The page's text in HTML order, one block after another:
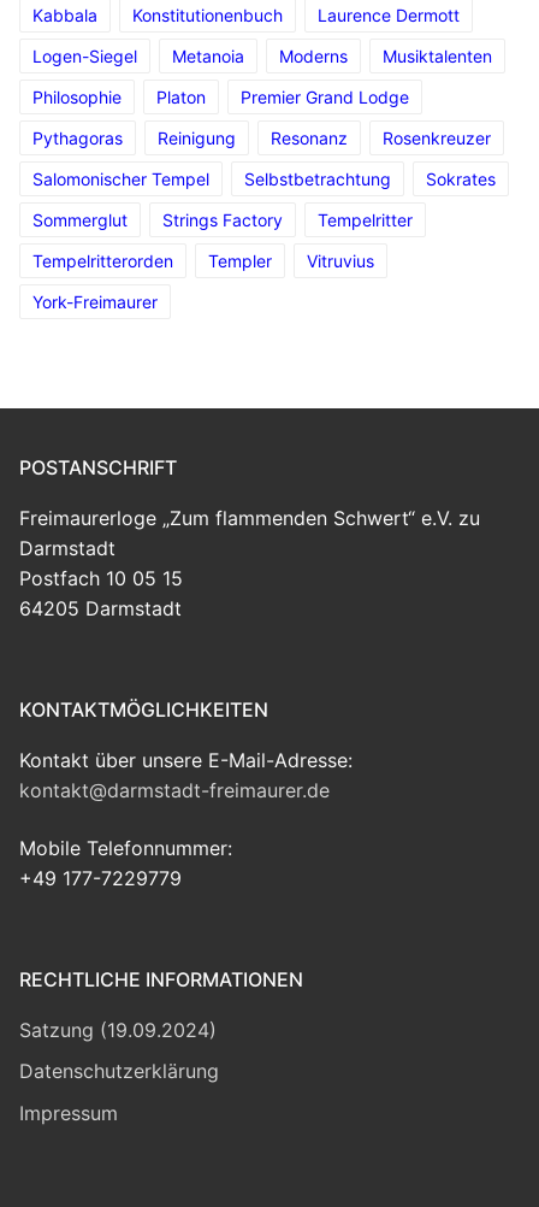
Kabbala
Konstitutionenbuch
Laurence Dermott
Logen-Siegel
Metanoia Moderns
Musiktalenten
Philosophie
Platon
Premier Grand Lodge
Pythagoras
Reinigung Resonanz
Rosenkreuzer
Salomonischer Tempel
Selbstbetrachtung
Sokrates
Sommerglut
Strings Factory
Tempelritter
Tempelritterorden
Templer
Vitruvius
York-Freimaurer
POSTANSCHRIFT
Freimaurerloge „Zum flammenden Schwert“ e.V. zu
Darmstadt
Postfach 10 05 15
64205 Darmstadt
KONTAKTMÖGLICHKEITEN
Kontakt über unsere E-Mail-Adresse:
kontakt@darmstadt-freimaurer.de
Mobile Telefonnummer:
+49 177-7229779
RECHTLICHE INFORMATIONEN
Satzung (19.09.2024)
Datenschutzerklärung
Impressum